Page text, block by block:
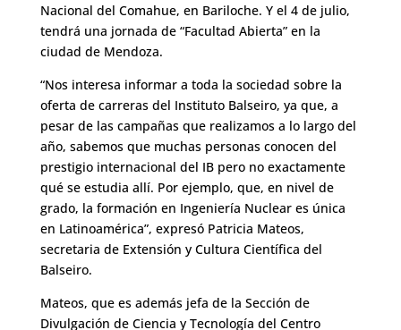
Nacional del Comahue, en Bariloche. Y el 4 de julio,
tendrá una jornada de “Facultad Abierta” en la
ciudad de Mendoza.
“Nos interesa informar a toda la sociedad sobre la
oferta de carreras del Instituto Balseiro, ya que, a
pesar de las campañas que realizamos a lo largo del
año, sabemos que muchas personas conocen del
prestigio internacional del IB pero no exactamente
qué se estudia allí. Por ejemplo, que, en nivel de
grado, la formación en Ingeniería Nuclear es única
en Latinoamérica”, expresó Patricia Mateos,
secretaria de Extensión y Cultura Científica del
Balseiro.
Mateos, que es además jefa de la Sección de
Divulgación de Ciencia y Tecnología del Centro